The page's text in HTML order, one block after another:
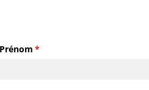
Prénom *
(requis)